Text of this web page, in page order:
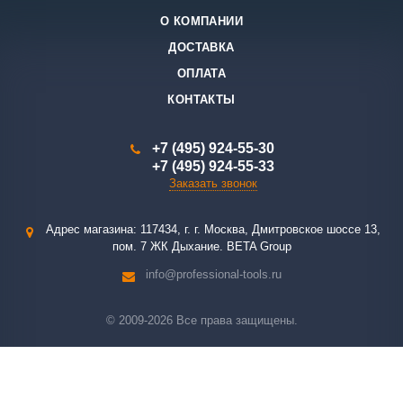
О КОМПАНИИ
ДОСТАВКА
ОПЛАТА
КОНТАКТЫ
+7 (495) 924-55-30
+7 (495) 924-55-33
Заказать звонок
Адрес магазина: 117434, г. г. Москва, Дмитровское шоссе 13,
пом. 7 ЖК Дыхание. BETA Group
info@professional-tools.ru
© 2009-2026 Все права защищены.